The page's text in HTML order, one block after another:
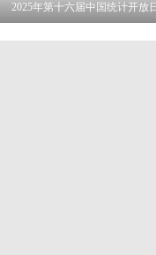
2025年第十六届中国统计开放